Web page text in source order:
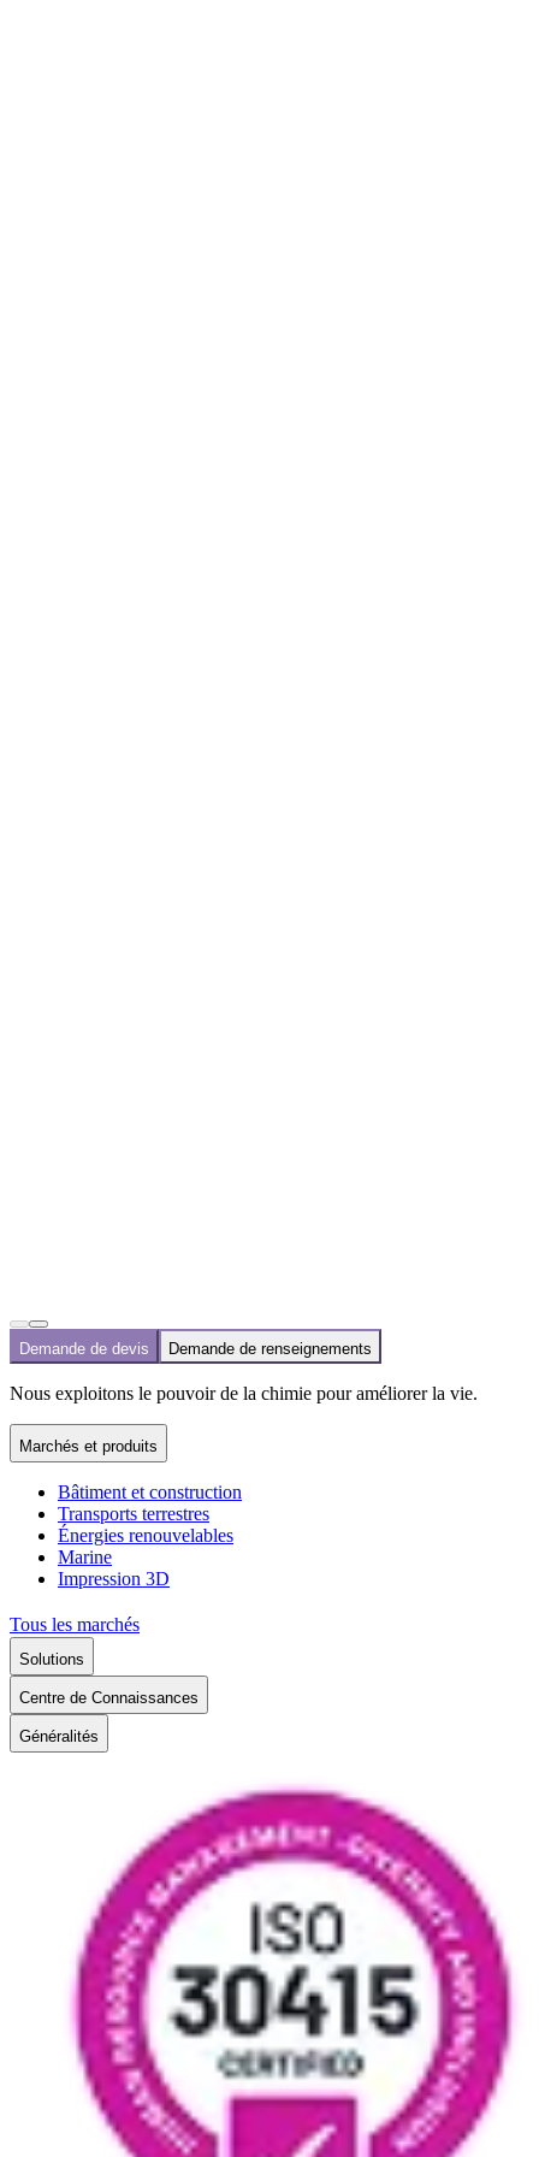
Demande de devis Demande de renseignements
Nous exploitons le pouvoir de la chimie pour améliorer la vie.
Marchés et produits
Bâtiment et construction
Transports terrestres
Énergies renouvelables
Marine
Impression 3D
Tous les marchés
Solutions
Centre de Connaissances
Généralités